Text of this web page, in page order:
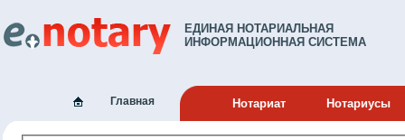
ЕДИНАЯ НОТАРИАЛЬНАЯ
ИНФОРМАЦИОННАЯ СИСТЕМА
Главная Нотариат Нотариусы